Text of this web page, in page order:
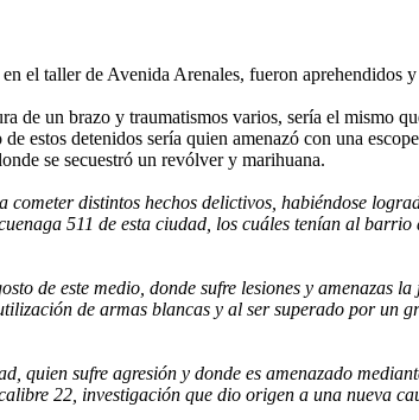
taller de Avenida Arenales, fueron aprehendidos y
un brazo y traumatismos varios, sería el mismo
estos detenidos sería quien amenazó con una
se secuestró un revólver y marihuana.
distintos hechos delictivos, habiéndose
511 de esta ciudad, los cuáles tenían al
de este medio, donde sufre lesiones y amenazas
de armas blancas y al ser superado por un
quien sufre agresión y donde es amenazado
22, investigación que dio origen a una nueva